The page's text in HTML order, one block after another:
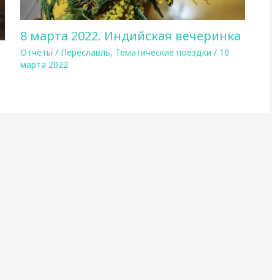
8 марта 2022. Индийская вечеринка
Отчеты / Переславль, Тематические поездки / 10
марта 2022